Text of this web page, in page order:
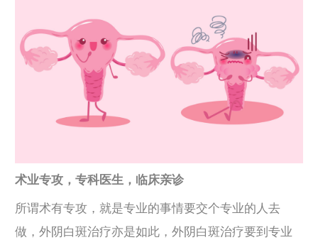
术业专攻，专科医生，临床亲诊
所谓术有专攻，就是专业的事情要交个专业的人去
做，外阴白斑治疗亦是如此，外阴白斑治疗要到专业